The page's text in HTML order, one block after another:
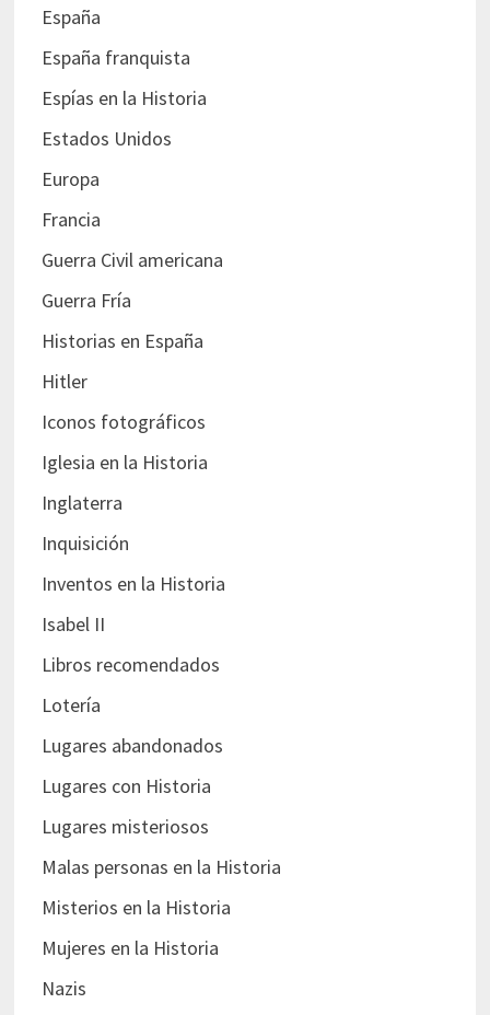
España
España franquista
Espías en la Historia
Estados Unidos
Europa
Francia
Guerra Civil americana
Guerra Fría
Historias en España
Hitler
Iconos fotográficos
Iglesia en la Historia
Inglaterra
Inquisición
Inventos en la Historia
Isabel II
Libros recomendados
Lotería
Lugares abandonados
Lugares con Historia
Lugares misteriosos
Malas personas en la Historia
Misterios en la Historia
Mujeres en la Historia
Nazis